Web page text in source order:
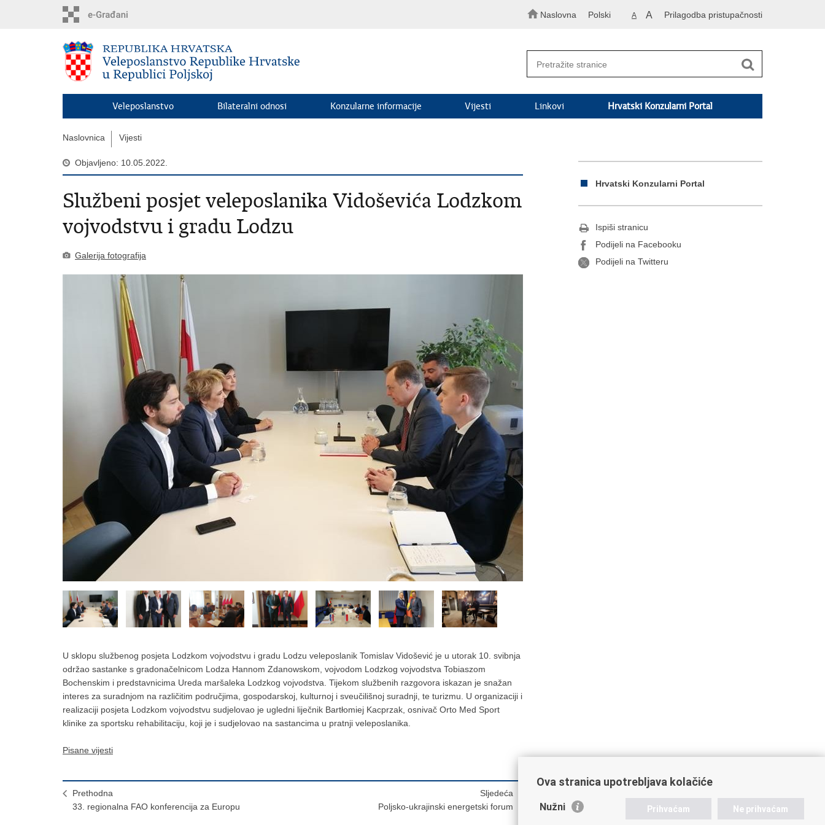
Naslovna Polski A A Prilagodba pristupačnosti
Veleposlanstvo Bilateralni odnosi Konzularne informacije Vijesti Linkovi Hrvatski Konzularni Portal
Naslovnica Vijesti
Objavljeno: 10.05.2022.
Službeni posjet veleposlanika Vidoševića Lodzkom
vojvodstvu i gradu Lodzu
Galerija fotografija
U sklopu službenog posjeta Lodzkom vojvodstvu i gradu Lodzu veleposlanik Tomislav Vidošević je u utorak 10. svibnja
održao sastanke s gradonačelnicom Lodza Hannom Zdanowskom, vojvodom Lodzkog vojvodstva Tobiaszom
Bochenskim i predstavnicima Ureda maršaleka Lodzkog vojvodstva. Tijekom službenih razgovora iskazan je snažan
interes za suradnjom na različitim područjima, gospodarskoj, kulturnoj i sveučilišnoj suradnji, te turizmu. U organizaciji i
realizaciji posjeta Lodzkom vojvodstvu sudjelovao je ugledni liječnik Bartłomiej Kacprzak, osnivač Orto Med Sport
klinike za sportsku rehabilitaciju, koji je i sudjelovao na sastancima u pratnji veleposlanika.
Pisane vijesti
Prethodna
33. regionalna FAO konferencija za Europu
Sljedeća
Poljsko-ukrajinski energetski forum
Hrvatski Konzularni Portal
Ispiši stranicu
Podijeli na Facebooku
Podijeli na Twitteru
Ova stranica upotrebljava kolačiće
Nužni Prihvaćam Ne prihvaćam